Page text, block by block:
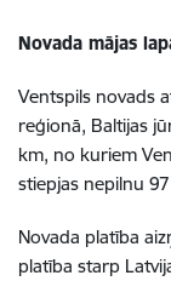
Novada mājas
Ventspils novads
reģionā, Baltijas
km, no kuriem
stiepjas nepilnu
Novada platība
platība starp